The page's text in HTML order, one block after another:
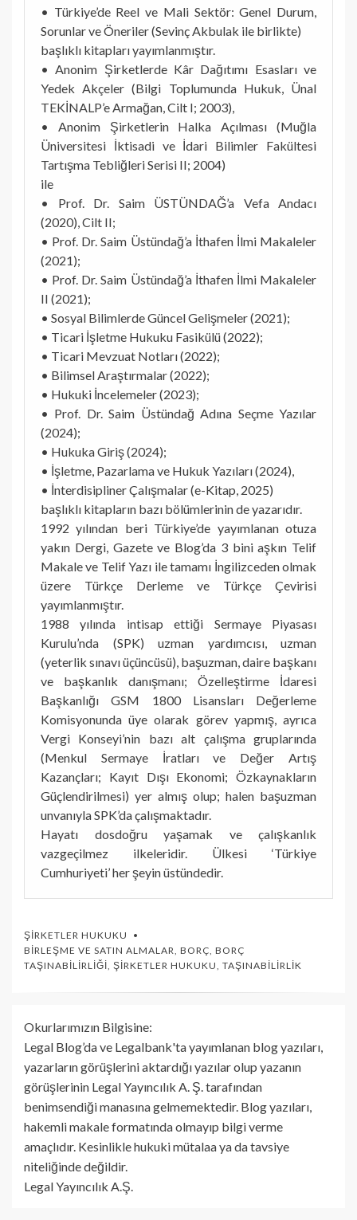
• Türkiye’de Reel ve Mali Sektör: Genel Durum,
Sorunlar ve Öneriler (Sevinç Akbulak ile birlikte)
başlıklı kitapları yayımlanmıştır.
• Anonim Şirketlerde Kâr Dağıtımı Esasları ve
Yedek Akçeler (Bilgi Toplumunda Hukuk, Ünal
TEKİNALP’e Armağan, Cilt I; 2003),
• Anonim Şirketlerin Halka Açılması (Muğla
Üniversitesi İktisadi ve İdari Bilimler Fakültesi
Tartışma Tebliğleri Serisi II; 2004)
ile
• Prof. Dr. Saim ÜSTÜNDAĞ’a Vefa Andacı
(2020), Cilt II;
• Prof. Dr. Saim Üstündağ’a İthafen İlmi Makaleler
(2021);
• Prof. Dr. Saim Üstündağ’a İthafen İlmi Makaleler
II (2021);
• Sosyal Bilimlerde Güncel Gelişmeler (2021);
• Ticari İşletme Hukuku Fasikülü (2022);
• Ticari Mevzuat Notları (2022);
• Bilimsel Araştırmalar (2022);
• Hukuki İncelemeler (2023);
• Prof. Dr. Saim Üstündağ Adına Seçme Yazılar
(2024);
• Hukuka Giriş (2024);
• İşletme, Pazarlama ve Hukuk Yazıları (2024),
• İnterdisipliner Çalışmalar (e-Kitap, 2025)
başlıklı kitapların bazı bölümlerinin de yazarıdır.
1992 yılından beri Türkiye’de yayımlanan otuza
yakın Dergi, Gazete ve Blog’da 3 bini aşkın Telif
Makale ve Telif Yazı ile tamamı İngilizceden olmak
üzere Türkçe Derleme ve Türkçe Çevirisi
yayımlanmıştır.
1988 yılında intisap ettiği Sermaye Piyasası
Kurulu’nda (SPK) uzman yardımcısı, uzman
(yeterlik sınavı üçüncüsü), başuzman, daire başkanı
ve başkanlık danışmanı; Özelleştirme İdaresi
Başkanlığı GSM 1800 Lisansları Değerleme
Komisyonunda üye olarak görev yapmış, ayrıca
Vergi Konseyi’nin bazı alt çalışma gruplarında
(Menkul Sermaye İratları ve Değer Artış
Kazançları; Kayıt Dışı Ekonomi; Özkaynakların
Güçlendirilmesi) yer almış olup; halen başuzman
unvanıyla SPK’da çalışmaktadır.
Hayatı dosdoğru yaşamak ve çalışkanlık
vazgeçilmez ilkeleridir. Ülkesi ‘Türkiye
Cumhuriyeti’ her şeyin üstündedir.
ŞIRKETLER HUKUKU
BIRLEŞME VE SATIN ALMALAR BORÇ BORÇ
TAŞINABILIRLIĞI ŞIRKETLER HUKUKU TAŞINABILIRLIK
Okurlarımızın Bilgisine:
Legal Blog’da ve Legalbank'ta yayımlanan blog yazıları,
yazarların görüşlerini aktardığı yazılar olup yazanın
görüşlerinin Legal Yayıncılık A. Ş. tarafından
benimsendiği manasına gelmemektedir. Blog yazıları,
hakemli makale formatında olmayıp bilgi verme
amaçlıdır. Kesinlikle hukuki mütalaa ya da tavsiye
niteliğinde değildir.
Legal Yayıncılık A.Ş.